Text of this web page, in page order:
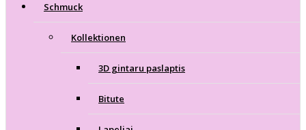
Schmuck
Kollektionen
3D gintaru paslaptis
Bitute